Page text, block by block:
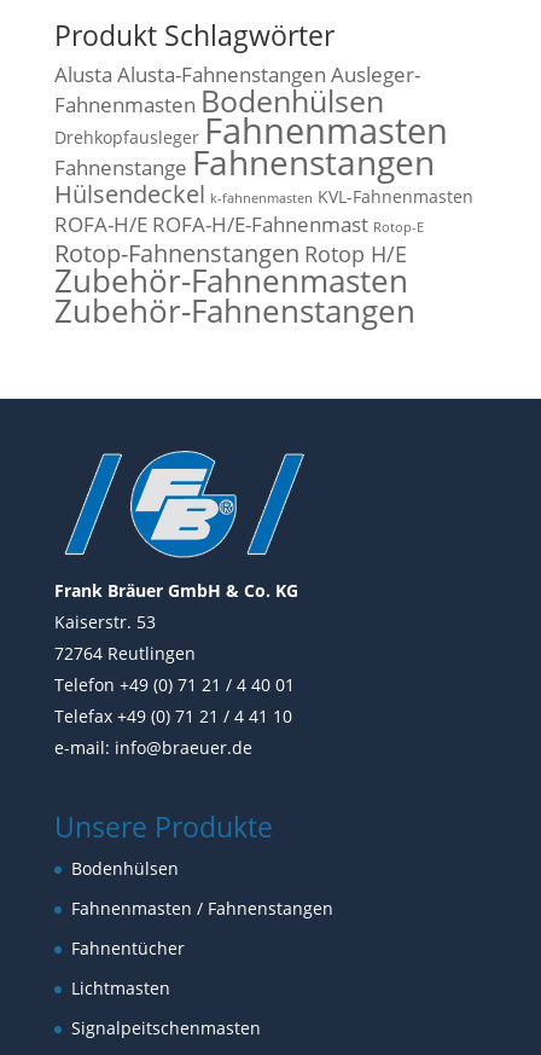
Produkt Schlagwörter
Alusta Alusta-Fahnenstangen Ausleger-
Fahnenmasten Bodenhülsen
Drehkopfausleger Fahnenmasten
Fahnenstange Fahnenstangen
Hülsendeckel k-fahnenmasten KVL-Fahnenmasten
ROFA-H/E ROFA-H/E-Fahnenmast Rotop-E
Rotop-Fahnenstangen Rotop H/E
Zubehör-Fahnenmasten
Zubehör-Fahnenstangen
Frank Bräuer GmbH & Co. KG
Kaiserstr. 53
72764 Reutlingen
Telefon +49 (0) 71 21 / 4 40 01
Telefax +49 (0) 71 21 / 4 41 10
e-mail: info@braeuer.de
Unsere Produkte
Bodenhülsen
Fahnenmasten / Fahnenstangen
Fahnentücher
Lichtmasten
Signalpeitschenmasten